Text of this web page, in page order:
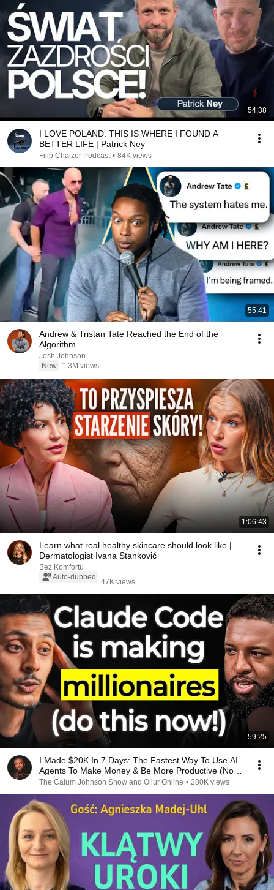
54:38
I LOVE POLAND. THIS IS WHERE I FOUND A
BETTER LIFE | Patrick Ney
Filip Chajzer Podcast • 84K views
55:41
Andrew & Tristan Tate Reached the End of the
Algorithm
Josh Johnson
New
1.3M views
1:06:43
Learn what real healthy skincare should look like |
Dermatologist Ivana Stanković
Bez Komfortu
Auto-dubbed
47K views
59:25
I Made $20K In 7 Days: The Fastest Way To Use AI
Agents To Make Money & Be More Productive (No
Code)
The Calum Johnson Show and Oliur Online • 280K views